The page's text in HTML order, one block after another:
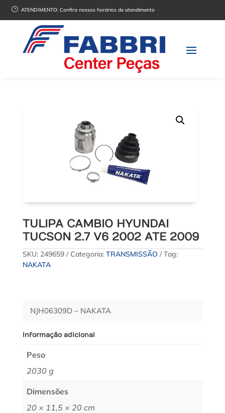
} ATENDIMENTO:Confira nossos horários de atendimento
TULIPA CAMBIO HYUNDAI
TUCSON 2.7 V6 2002 ATE 2009
SKU: 249659 Categoria: TRANSMISSÃO
Tag:
NAKATA
NJH06309D – NAKATA
Informação adicional
Peso
2030 g
Dimensões
20 × 11,5 × 20 cm